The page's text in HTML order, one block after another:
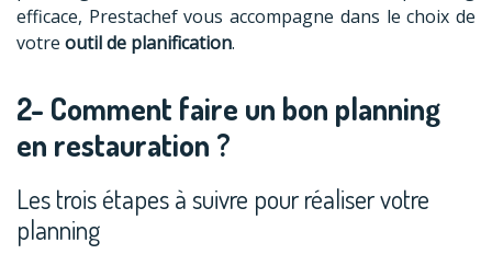
efficace, Prestachef vous accompagne dans le choix de
votre outil de planification.
2- Comment faire un bon planning
en restauration ?
Les trois étapes à suivre pour réaliser votre
planning